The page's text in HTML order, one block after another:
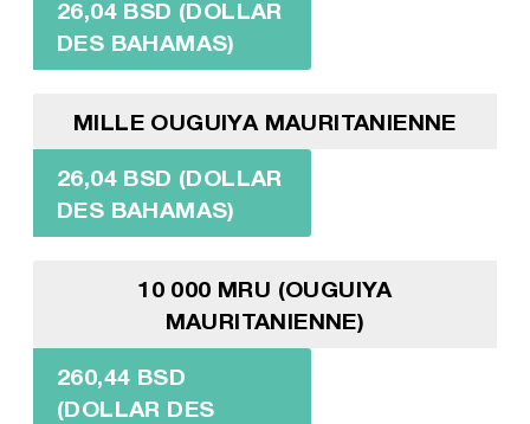
26,04 BSD (DOLLAR
DES BAHAMAS)
MILLE OUGUIYA MAURITANIENNE
26,04 BSD (DOLLAR
DES BAHAMAS)
10 000 MRU (OUGUIYA
MAURITANIENNE)
260,44 BSD
(DOLLAR DES